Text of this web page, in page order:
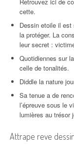
cette.
Dessin etoile il
la protéger. La
leur secret :
Quotidiennes sur
celle de tonalités.
Diddle la nature
Sa tenue a de
l’épreuve sous le
lumières au trésor
Attrape reve